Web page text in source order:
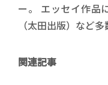
ー。 エッセイ作品
（太田出版）など多
関連記事